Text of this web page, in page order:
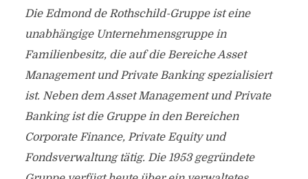
Die Edmond de Rothschild-Gruppe ist eine
unabhängige Unternehmensgruppe in
Familienbesitz, die auf die Bereiche Asset
Management und Private Banking spezialisiert
ist. Neben dem Asset Management und Private
Banking ist die Gruppe in den Bereichen
Corporate Finance, Private Equity und
Fondsverwaltung tätig. Die 1953 gegründete